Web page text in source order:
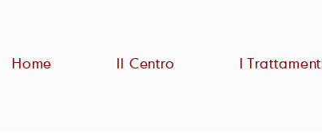
Home Il Centro I